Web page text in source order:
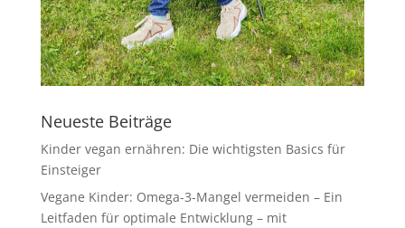
Neueste Beiträge
Kinder vegan ernähren: Die wichtigsten Basics für
Einsteiger
Vegane Kinder: Omega-3-Mangel vermeiden – Ein
Leitfaden für optimale Entwicklung – mit